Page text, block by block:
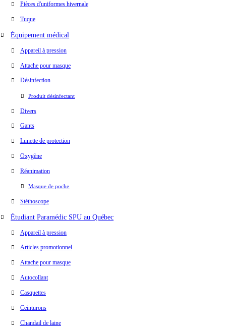
Pièces d'uniformes hivernale
Tuque
Équipement médical
Appareil à pression
Attache pour masque
Désinfection
Produit désinfectant
Divers
Gants
Lunette de protection
Oxygène
Réanimation
Masque de poche
Stéthoscope
Étudiant Paramédic SPU au Québec
Appareil à pression
Articles promotionnel
Attache pour masque
Autocollant
Casquettes
Ceinturons
Chandail de laine